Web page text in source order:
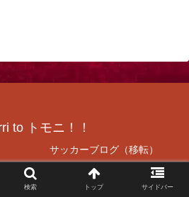
to トモニ！！
サッカーブログ（移転）
神戸（兵庫）の美味しいお店を
紹介
検索 トップ サイドバー